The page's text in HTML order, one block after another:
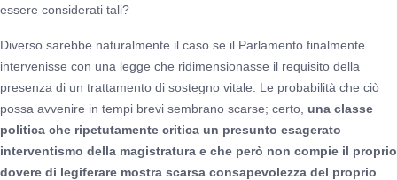
essere considerati tali?
Diverso sarebbe naturalmente il caso se il Parlamento finalmente
intervenisse con una legge che ridimensionasse il requisito della
presenza di un trattamento di sostegno vitale. Le probabilità che ciò
possa avvenire in tempi brevi sembrano scarse; certo, una classe
politica che ripetutamente critica un presunto esagerato
interventismo della magistratura e che però non compie il proprio
dovere di legiferare mostra scarsa consapevolezza del proprio